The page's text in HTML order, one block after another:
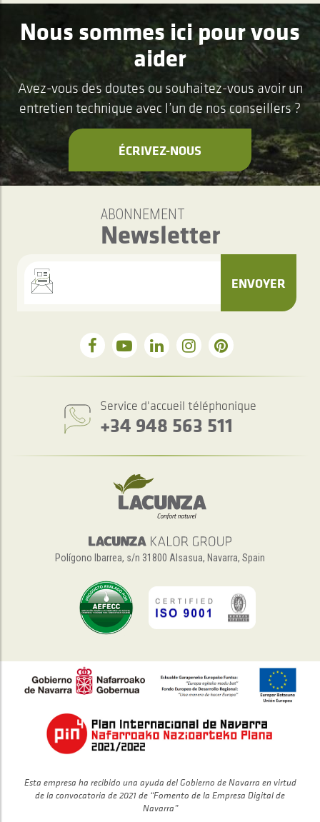
Nous sommes ici pour vous
aider
Avez-vous des doutes ou souhaitez-vous avoir un
entretien technique avec l’un de nos conseillers ?
ÉCRIVEZ-NOUS
ABONNEMENT
Newsletter
ENVOYER
Service d'accueil téléphonique
+34 948 563 511
Polígono Ibarrea, s/n 31800 Alsasua, Navarra, Spain
Esta empresa ha recibido una ayuda del Gobierno de Navarra en virtud
de la convocatoria de 2021 de “Fomento de la Empresa Digital de
Navarra”